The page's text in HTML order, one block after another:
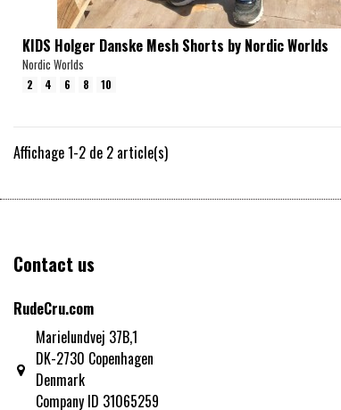
KIDS Holger Danske Mesh Shorts by Nordic Worlds
Nordic Worlds
2 4 6 8 10
Affichage 1-2 de 2 article(s)
Contact us
RudeCru.com
Marielundvej 37B,1
DK-2730 Copenhagen
Denmark
Company ID 31065259